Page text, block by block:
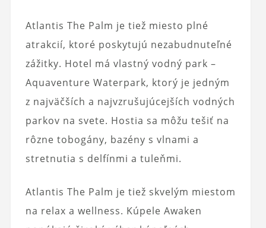
Atlantis The Palm je tiež miesto plné
atrakcií, ktoré poskytujú nezabudnuteľné
zážitky. Hotel má vlastný vodný park –
Aquaventure Waterpark, ktorý je jedným
z najväčších a najvzrušujúcejších vodných
parkov na svete. Hostia sa môžu tešiť na
rôzne tobogány, bazény s vlnami a
stretnutia s delfínmi a tuleňmi.
Atlantis The Palm je tiež skvelým miestom
na relax a wellness. Kúpele Awaken